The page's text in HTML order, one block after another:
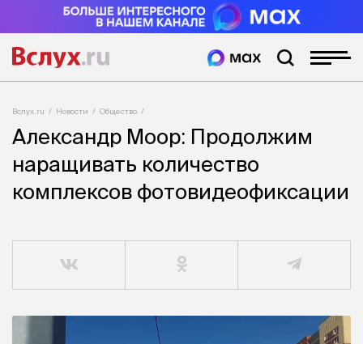
Вслух.ru Новости Общество
Александр Моор: Продолжим
наращивать количество
комплексов фотовидеофиксации